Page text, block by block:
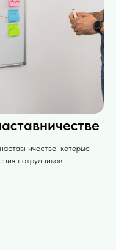
которые
сотрудников.